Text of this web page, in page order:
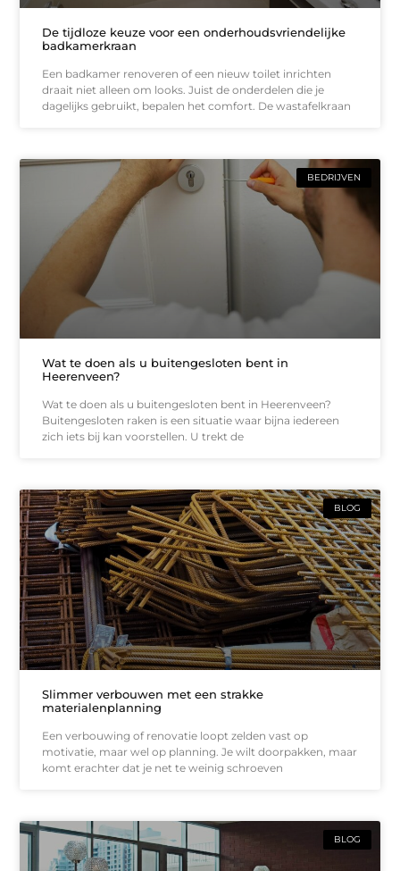
De tijdloze keuze voor een onderhoudsvriendelijke
badkamerkraan
Een badkamer renoveren of een nieuw toilet inrichten
draait niet alleen om looks. Juist de onderdelen die je
dagelijks gebruikt, bepalen het comfort. De wastafelkraan
BEDRIJVEN
Wat te doen als u buitengesloten bent in
Heerenveen?
Wat te doen als u buitengesloten bent in Heerenveen?
Buitengesloten raken is een situatie waar bijna iedereen
zich iets bij kan voorstellen. U trekt de
BLOG
Slimmer verbouwen met een strakke
materialenplanning
Een verbouwing of renovatie loopt zelden vast op
motivatie, maar wel op planning. Je wilt doorpakken, maar
komt erachter dat je net te weinig schroeven
BLOG